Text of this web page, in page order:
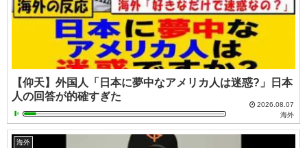
【仰天】外国人「日本に夢中なアメリカ人は迷惑?」日本
人の回答が的確すぎた
2026.08.07
海外
海外